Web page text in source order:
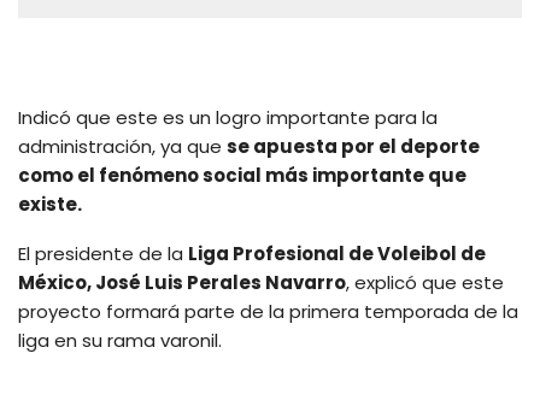
Indicó que este es un logro importante para la
administración, ya que se apuesta por el deporte
como el fenómeno social más importante que
existe.
El presidente de la Liga Profesional de Voleibol de
México, José Luis Perales Navarro, explicó que este
proyecto formará parte de la primera temporada de la
liga en su rama varonil.